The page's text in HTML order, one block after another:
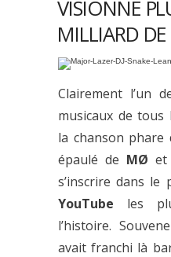
VISIONNÉ
MILLIARD
Clairement l’un
musicaux de tous
la chanson phare
épaulé de MØ et
s’inscrire dans le
YouTube les
l’histoire.
avait franchi là